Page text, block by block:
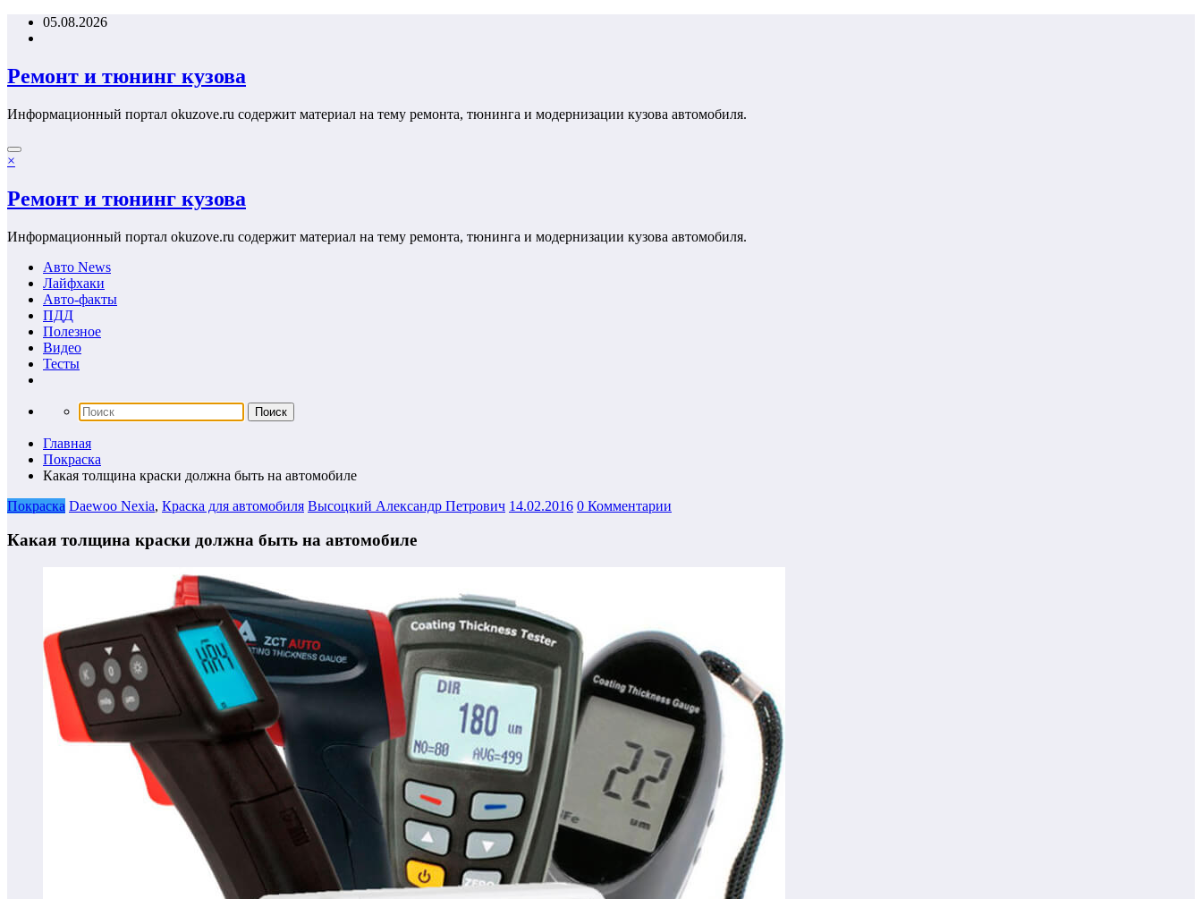
Перейти05.08.2026
Ремонт и тюнинг кузова
Информационный портал okuzove.ru содержит материал на тему ремонта, тюнинга и модернизации кузова автомобиля.
×
Ремонт и тюнинг кузова
Информационный портал okuzove.ru содержит материал на тему ремонта, тюнинга и модернизации кузова автомобиля.
Авто News
Лайфхаки
Авто-факты
ПДД
Полезное
Видео
Тесты
Главная
Покраска
Какая толщина краски должна быть на автомобиле
Покраска Daewoo Nexia, Краска для автомобиля Высоцкий Александр Петрович 14.02.2016 0 Комментарии
Какая толщина краски должна быть на автомобиле